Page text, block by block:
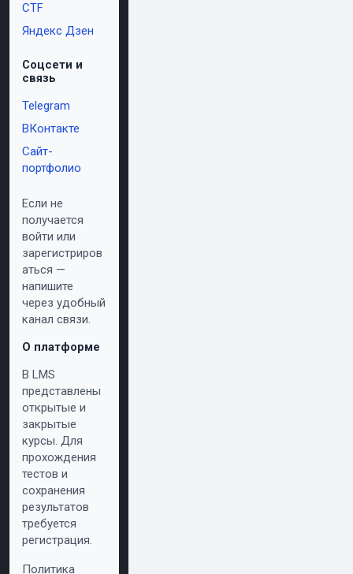
CTF
Яндекс Дзен
Соцсети и
связь
Telegram
ВКонтакте
Сайт-
портфолио
Если не
получается
войти или
зарегистриров
аться —
напишите
через удобный
канал связи.
О платформе
В LMS
представлены
открытые и
закрытые
курсы. Для
прохождения
тестов и
сохранения
результатов
требуется
регистрация.
Политика